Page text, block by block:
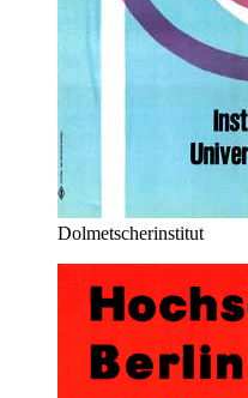
Dolmetscherinstitut